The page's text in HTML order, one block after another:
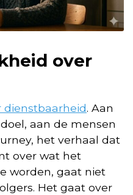
over
. Aan
aan de mensen
het verhaal dat
over wat het
worden, gaat niet
Het gaat over